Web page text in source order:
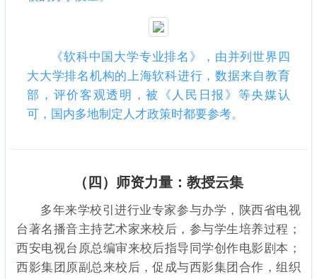
《软科中国大学专业排名》，由并列世界四
大大学排名机构的上海软科进行，数据来自教育
部，评价客观透明，被《人民日报》等央媒认
可，国内多地制定人才政策时都要参考。
（四）师资力量：教授云集
多年来学校引进行业专家参与办学，陕西省电视
台著名播音主持艺术家来校后，参与学生培养过程；
西安电视台原总编审来校后指导同学创作电影剧本；
西影集团原副总来校后，促成与西影集团合作，组织